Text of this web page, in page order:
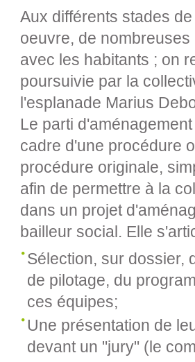
Aux différents stades
oeuvre, de
avec les habitants ; on
poursuivie par la
l'esplanade Marius
Le parti
cadre d'une procédure
procédure originale,
afin de permettre à la
dans un projet
bailleur social. Elle
Sélection, sur dossier,
de pilotage, du
ces équipes;
Une présentation de
devant un "jury" (le